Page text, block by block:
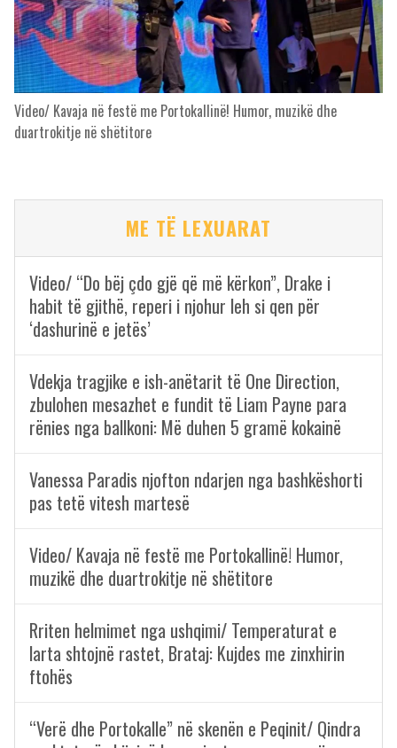
Video/ Kavaja në festë me Portokallinë! Humor, muzikë dhe
duartrokitje në shëtitore
ME TË LEXUARAT
Video/ “Do bëj çdo gjë që më kërkon”, Drake i
habit të gjithë, reperi i njohur leh si qen për
‘dashurinë e jetës’
Vdekja tragjike e ish-anëtarit të One Direction,
zbulohen mesazhet e fundit të Liam Payne para
rënies nga ballkoni: Më duhen 5 gramë kokainë
Vanessa Paradis njofton ndarjen nga bashkëshorti
pas tetë vitesh martesë
Video/ Kavaja në festë me Portokallinë! Humor,
muzikë dhe duartrokitje në shëtitore
Rriten helmimet nga ushqimi/ Temperaturat e
larta shtojnë rastet, Brataj: Kujdes me zinxhirin
ftohës
“Verë dhe Portokalle” në skenën e Peqinit/ Qindra